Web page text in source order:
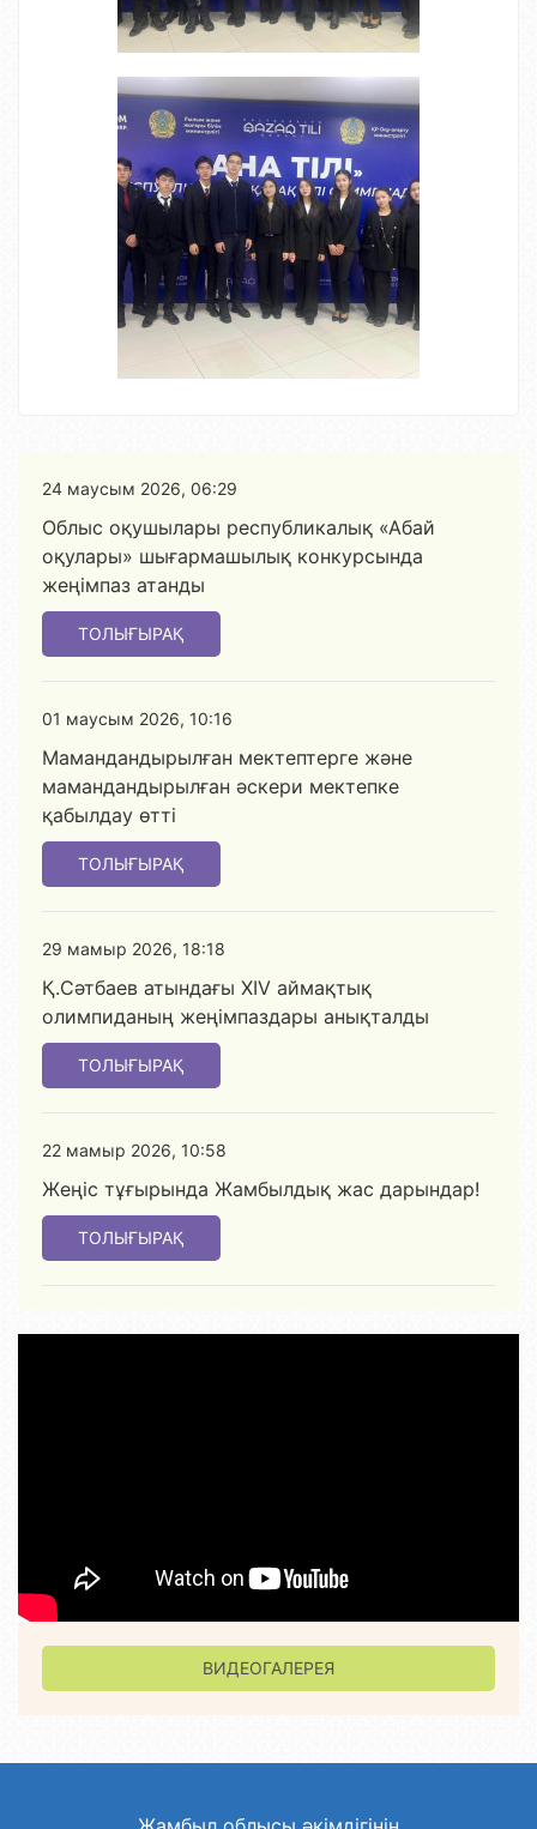
24 маусым 2026, 06:29
Облыс оқушылары республикалық «Абай
оқулары» шығармашылық конкурсында
жеңімпаз атанды
ТОЛЫҒЫРАҚ
01 маусым 2026, 10:16
Мамандандырылған мектептерге және
мамандандырылған әскери мектепке
қабылдау өтті
ТОЛЫҒЫРАҚ
29 мамыр 2026, 18:18
Қ.Сәтбаев атындағы XIV аймақтық
олимпиданың жеңімпаздары анықталды
ТОЛЫҒЫРАҚ
22 мамыр 2026, 10:58
Жеңіс тұғырында Жамбылдық жас дарындар!
ТОЛЫҒЫРАҚ
ВИДЕОГАЛЕРЕЯ